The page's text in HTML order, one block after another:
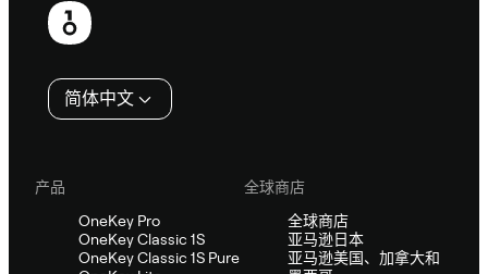
简体中文
产品
OneKey Pro
OneKey Classic 1S
OneKey Classic 1S Pure
全球商店
全球商店
亚马逊日本
亚马逊美国、加拿大和